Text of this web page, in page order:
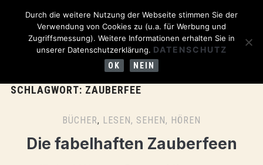
SCHLAGWORT: ZAUBERFEE
BÜCHER, LESEN, SEHEN, HÖREN
Die fabelhaften Zauberfeen
Durch die weitere Nutzung der Webseite stimmen Sie der
Verwendung von Cookies zu (u.a. für Werbung und
Zugriffsmessung). Weitere Informationen erhalten Sie in
unserer Datenschutzerklärung. DATENSCHUTZ
OK NEIN